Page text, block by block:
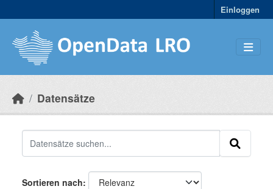
Einloggen
Datensätze
Sortieren nach